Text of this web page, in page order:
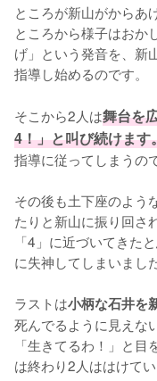
ところが新山がからあ
ところから様子はおか
げ」という発音を、新
指導し始めるのです。
そこから2人は舞台を
4！」と叫び続けます
指導に従ってしまうの
その後も土下座のよう
たりと新山に振り回さ
「4」に近づいてきた
に失神してしまいました
ラストは小柄な石井を
死んでるように見えな
「生きてるわ！」と
は終わり2人ははけてい